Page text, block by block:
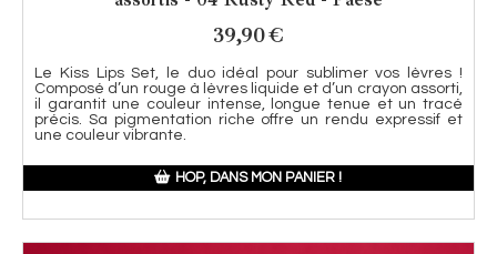
39,90€
Le Kiss Lips Set, le duo idéal pour sublimer vos lèvres !
Composé d’un rouge à lèvres liquide et d’un crayon assorti,
il garantit une couleur intense, longue tenue et un tracé
précis. Sa pigmentation riche offre un rendu expressif et
une couleur vibrante.
HOP, DANS MON PANIER !